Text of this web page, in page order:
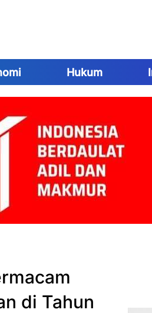
Hukum
di Tahun